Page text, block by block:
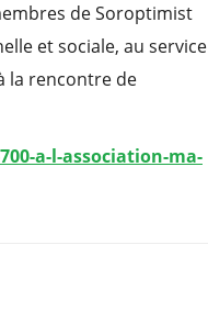
de Soroptimist
et sociale, au service
la rencontre de
a-l-association-ma-